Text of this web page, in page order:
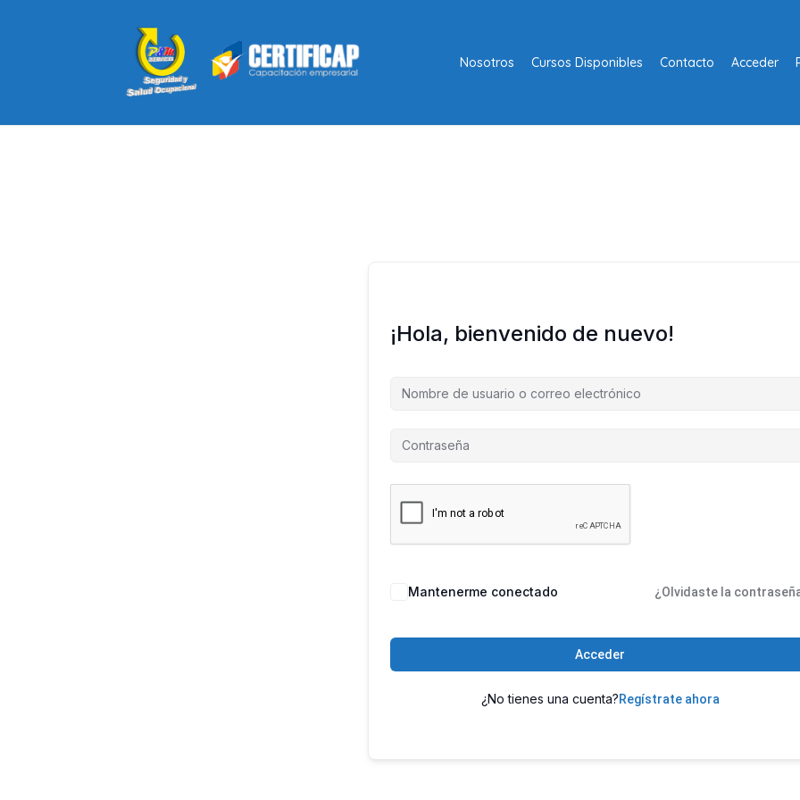
Nosotros Cursos Disponibles Contacto Acceder
¡Hola, bienvenido de nuevo!
Mantenerme conectado ¿Olvidaste la
Acceder
¿No tienes una cuenta?Regístrate ahora